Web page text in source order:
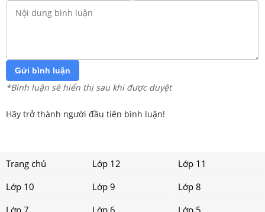
Gửi bình luận
*Bình luận sẽ hiển thị sau khi được duyệt
Hãy trở thành người đầu tiên bình luận!
Trang chủ Lớp 12
Lớp 11
Lớp 10
Lớp 9
Lớp 8